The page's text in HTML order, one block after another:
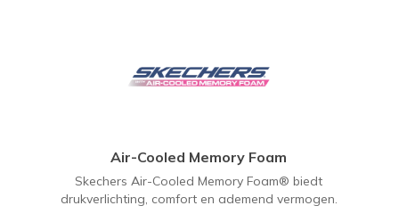
Air-Cooled Memory Foam
Skechers Air-Cooled Memory Foam® biedt
drukverlichting, comfort en ademend vermogen.